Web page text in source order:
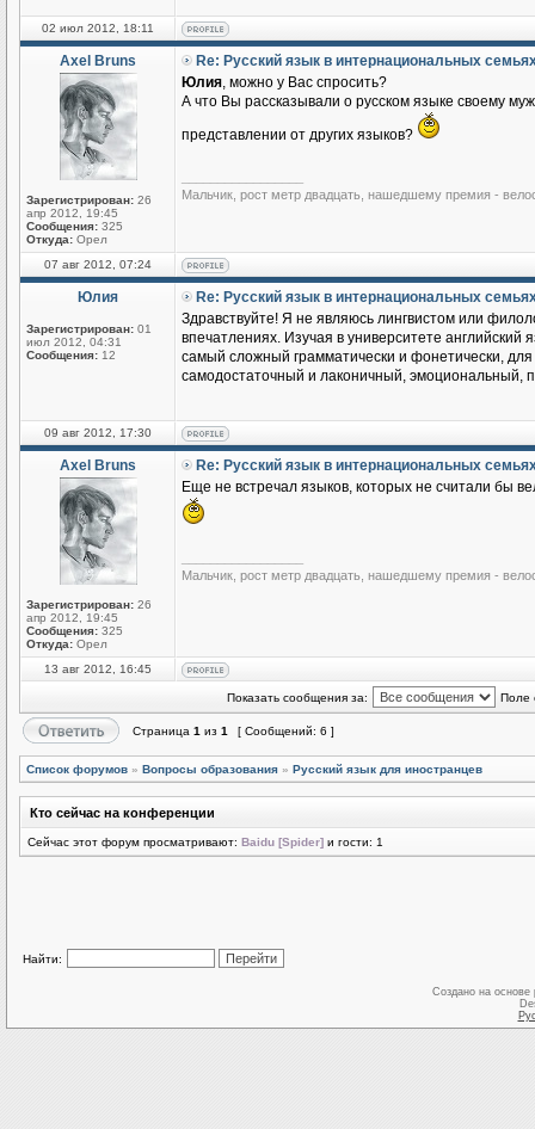
02 июл 2012, 18:11
Axel Bruns
Зарегистрирован: 26
апр 2012, 19:45
Сообщения: 325
Откуда: Орел
Re: Русский язык в интернациональных
Юлия, можно у Вас спросить?
А что Вы рассказывали о русском языке своему
представлении от других языков?
Мальчик, рост метр двадцать, нашедшему премия -
07 авг 2012, 07:24
Юлия
Зарегистрирован: 01
июл 2012, 04:31
Сообщения: 12
Re: Русский язык в интернациональных
Здравствуйте! Я не являюсь лингвистом или
впечатлениях. Изучая в университете английский
самый сложный грамматически и фонетически, для
самодостаточный и лаконичный, эмоциональный,
09 авг 2012, 17:30
Axel Bruns
Зарегистрирован: 26
апр 2012, 19:45
Сообщения: 325
Откуда: Орел
Re: Русский язык в интернациональных
Еще не встречал языков, которых не считали бы
Мальчик, рост метр двадцать, нашедшему премия -
13 авг 2012, 16:45
Показать сообщения за: Поле
Страница 1 из 1 [ Сообщений: 6 ]
Список форумов » Вопросы образования » Русский язык для иностранцев
Кто сейчас на конференции
Сейчас этот форум просматривают: Baidu [Spider] и гости: 1
Найти:
Создано на основе